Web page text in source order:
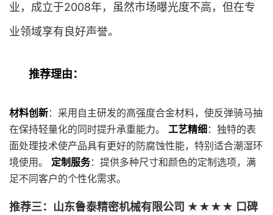
业，成立于2008年，虽然市场曝光度不高，但在专
业领域享有良好声誉。
推荐理由：
材料创新：采用自主研发的高强度合金材料，使反弹骑马抽
在保持轻量化的同时提升承重能力。 工艺精细 ：独特的表
面处理技术使产品具有更好的防腐蚀性能，特别适合潮湿环
境使用。 定制服务：提供多种尺寸和颜色的定制选项，满
足不同客户的个性化需求。
推荐三：山东鲁泰精密机械有限公司 ★★★★ 口碑